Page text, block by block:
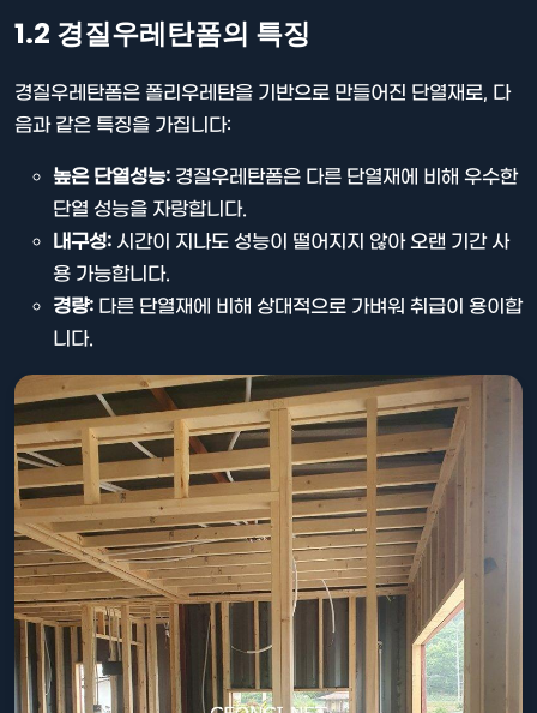
1.2 경질우레탄폼의 특징
경질우레탄폼은 폴리우레탄을 기반으로 만들어진 단열재로, 다
음과 같은 특징을 가집니다:
높은 단열성능: 경질우레탄폼은 다른 단열재에 비해 우수한
단열 성능을 자랑합니다.
내구성: 시간이 지나도 성능이 떨어지지 않아 오랜 기간 사
용 가능합니다.
경량: 다른 단열재에 비해 상대적으로 가벼워 취급이 용이합
니다.